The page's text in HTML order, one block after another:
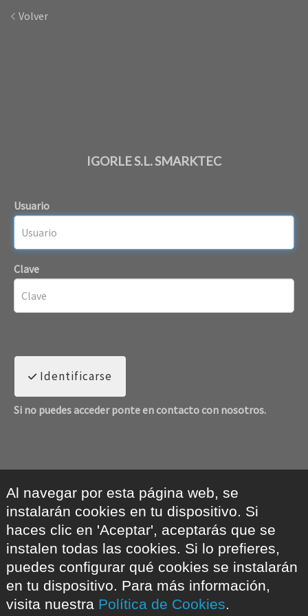
Volver
IGORLE S.L. SMARKTEC
Usuario
Clave
Identificarse
Si no puedes acceder ponte en contacto con nosotros.
Al navegar por esta página web, se
instalarán cookies en tu dispositivo. Si
haces clic en 'Aceptar', aceptarás que se
instalen todas las cookies. Si lo prefieres,
puedes configurar qué cookies se instalarán
en tu dispositivo. Para más información,
visita nuestra Política de Cookies.